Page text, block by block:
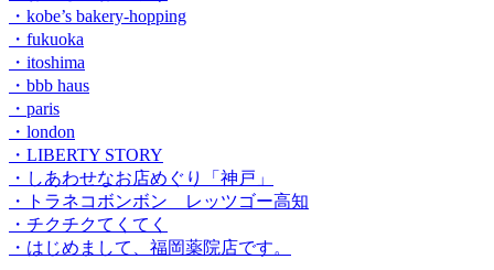
・kobe’s bakery-hopping
・fukuoka
・itoshima
・bbb haus
・paris
・london
・LIBERTY STORY
・しあわせなお店めぐり「神戸」
・トラネコボンボン レッツゴー高知
・チクチクてくてく
・はじめまして、福岡薬院店です。